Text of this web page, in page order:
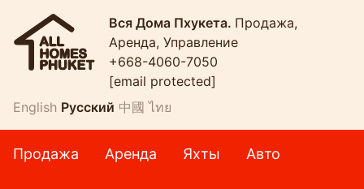
Вся Дома Пхукета. Продажа,
Аренда, Управление
+668-4060-7050
[email protected]
English Русский 中國 ไทย
Продажа Аренда Яхты Авто